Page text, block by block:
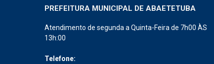
PREFEITURA MUNICIPAL DE ABAETETUBA
Atendimento de segunda a Quinta-Feira de 7h00 ÀS
13h:00
Telefone: